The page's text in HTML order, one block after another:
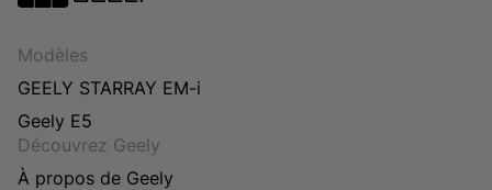
Modèles
GEELY STARRAY EM-i
Geely E5
Découvrez Geely
À propos de Geely